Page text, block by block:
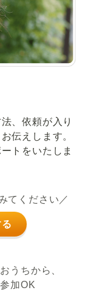
、依頼が入り
伝えします。
トをいたしま
てください／
おうちから、
参加OK